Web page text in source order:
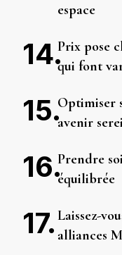
espace
Prix pose
qui font
Optimiser
avenir
Prendre
équilibrée
Laissez-
alliances